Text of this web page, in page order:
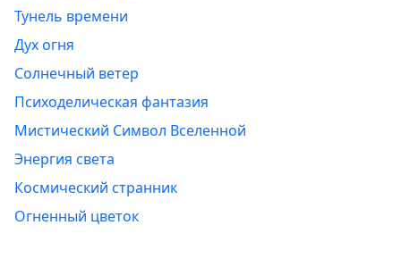
Тунель времени
Дух огня
Солнечный ветер
Психоделическая фантазия
Мистический Символ Вселенной
Энергия света
Космический странник
Огненный цветок